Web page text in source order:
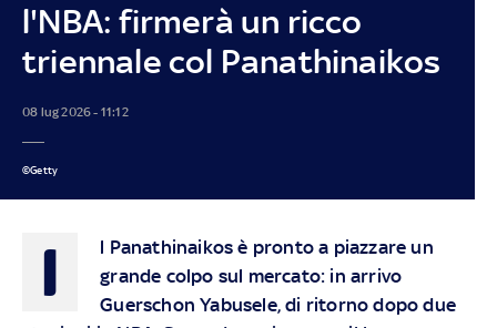
l'NBA: firmerà un ricco
triennale col Panathinaikos
08 lug 2026 - 11:12
©Getty
I
l Panathinaikos è pronto a piazzare un
grande colpo sul mercato: in arrivo
Guerschon Yabusele, di ritorno dopo due